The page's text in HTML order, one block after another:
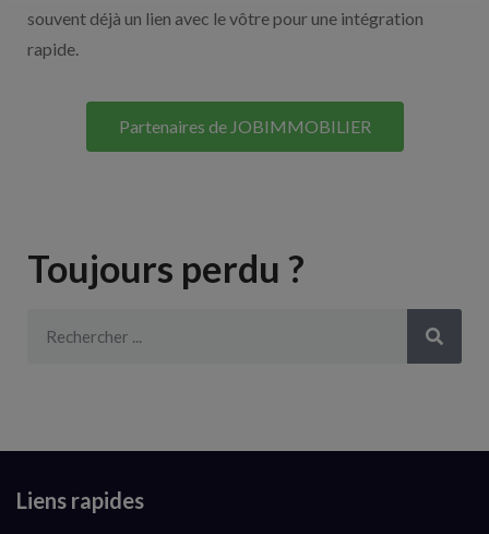
souvent déjà un lien avec le vôtre pour une intégration
rapide.
Partenaires de JOBIMMOBILIER
Toujours perdu ?
Liens rapides